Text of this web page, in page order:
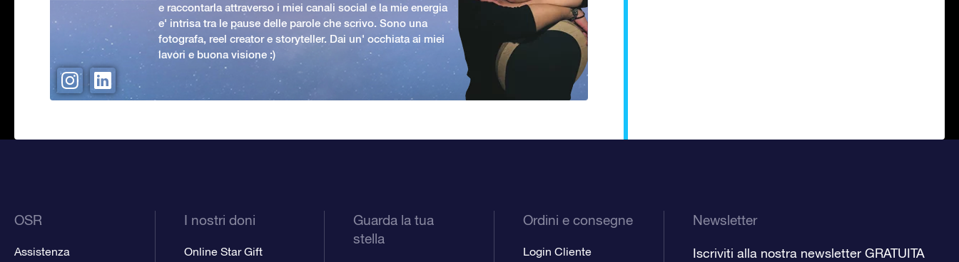
e raccontarla attraverso i miei canali social e la mie energia
e' intrisa tra le pause delle parole che scrivo. Sono una
fotografa, reel creator e storyteller. Dai un' occhiata ai miei
lavori e buona visione :)
OSR
Assistenza
I nostri doni
Online Star Gift
Guarda la tua
stella
Ordini e consegne
Login Cliente
Newsletter
Iscriviti alla nostra newsletter GRATUITA